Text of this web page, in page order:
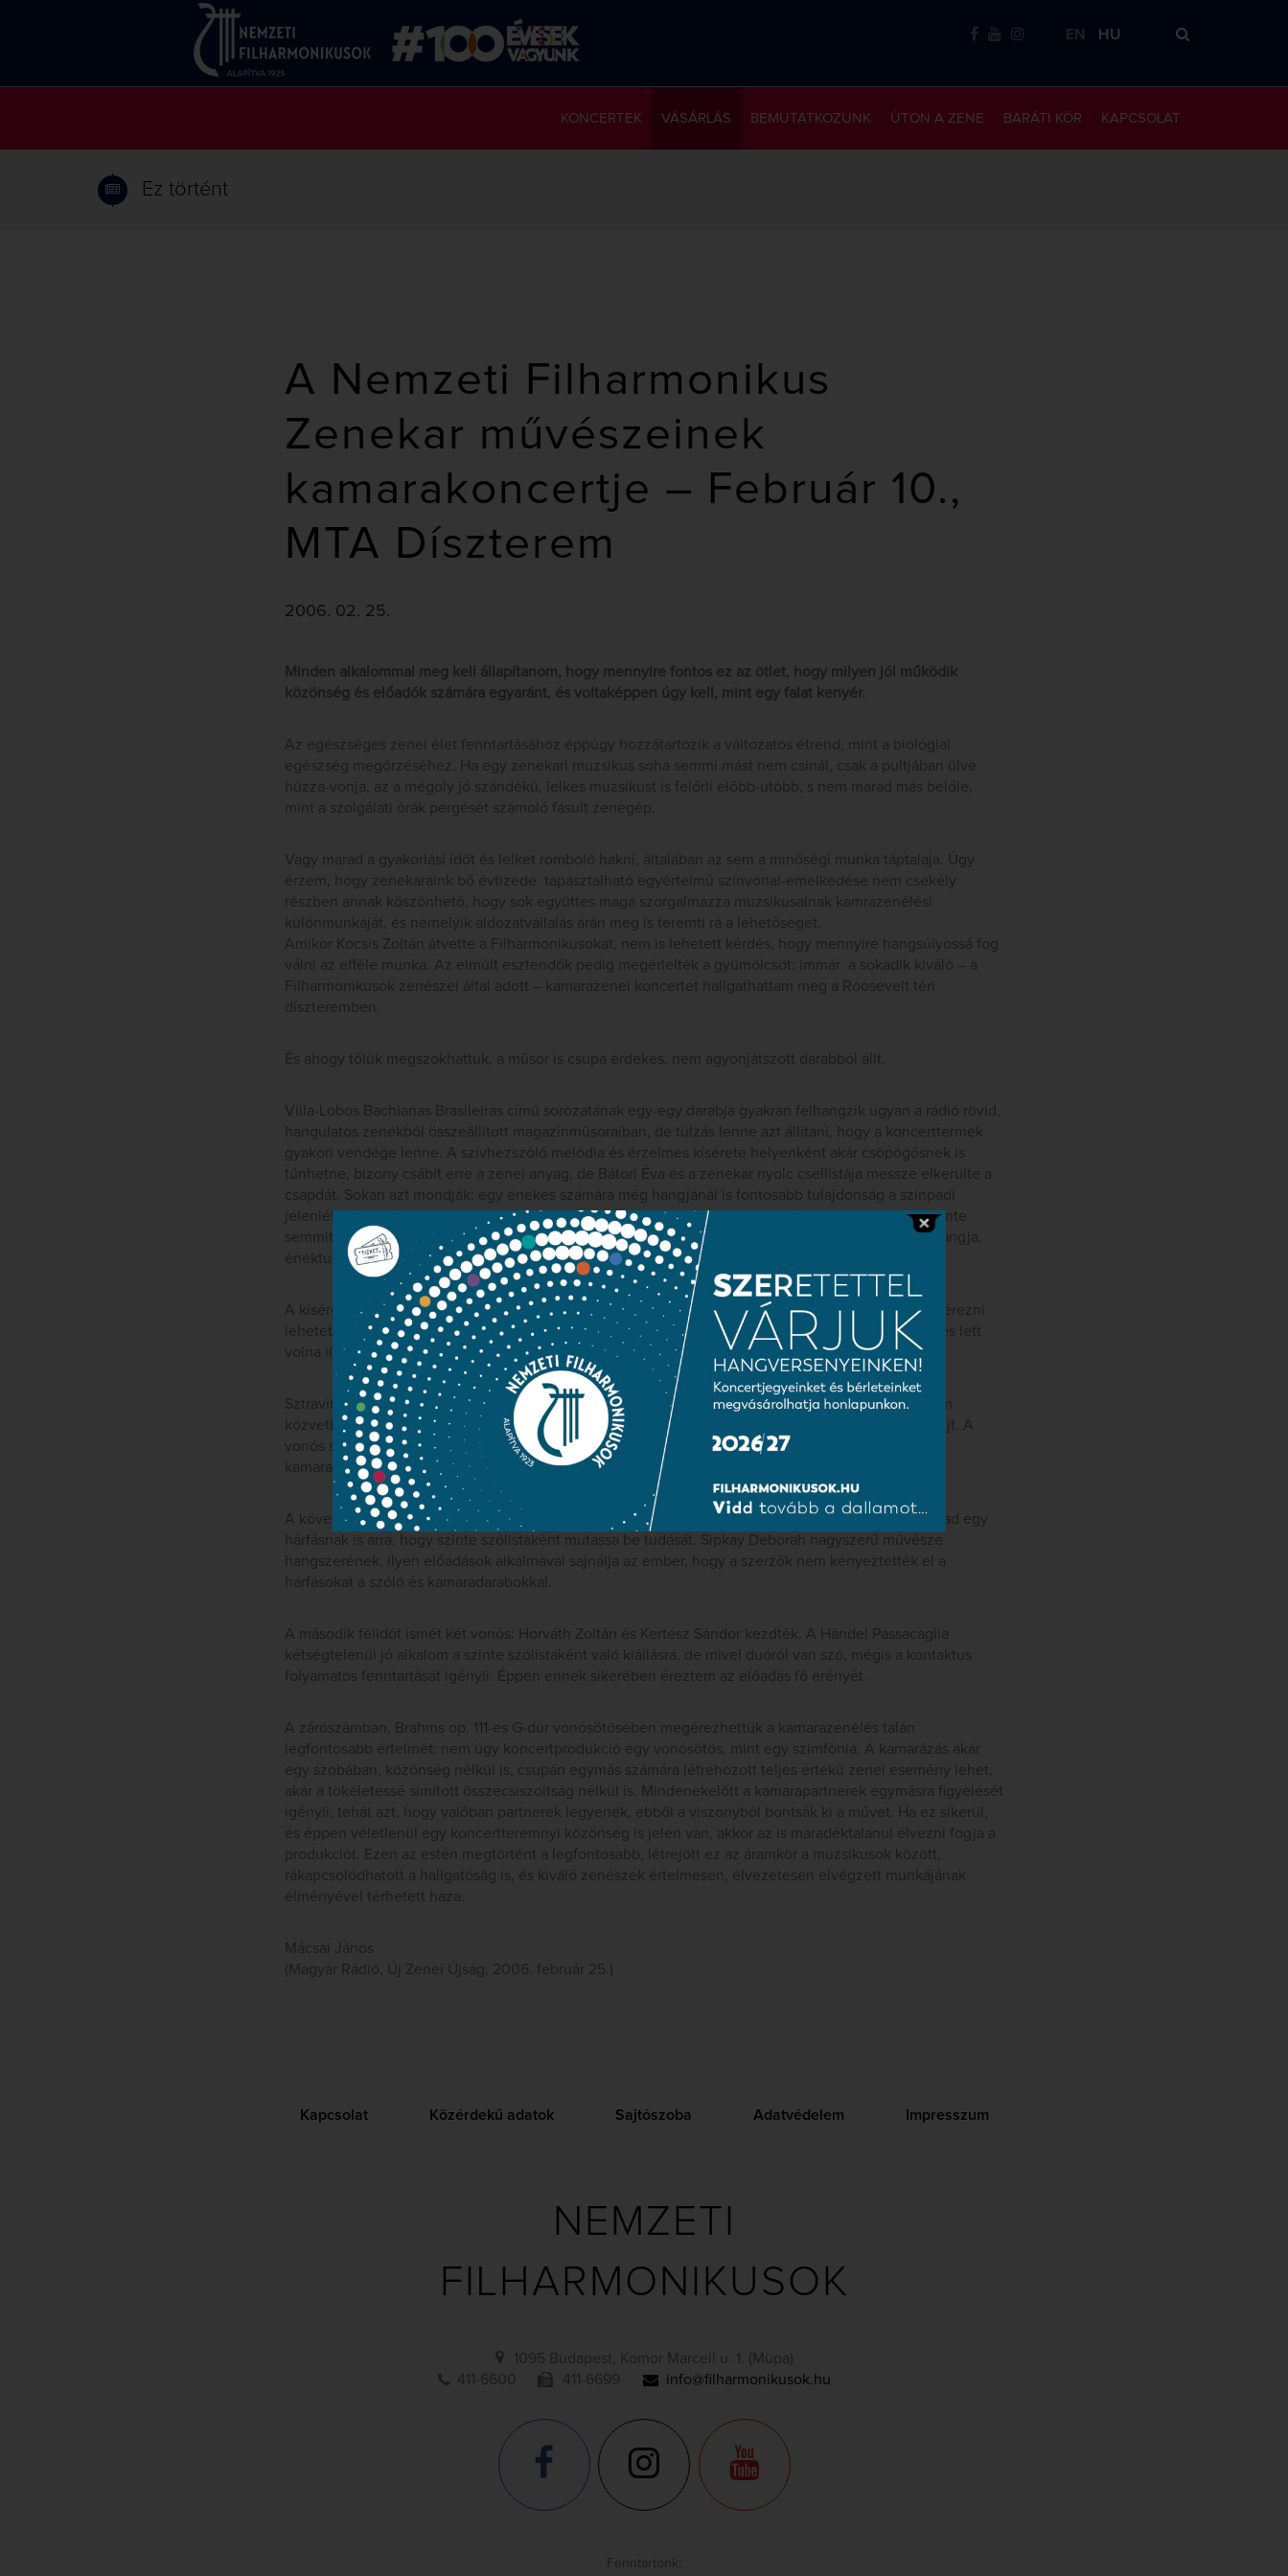
EN HU
KAPCSOLAT
BARÁTI KÖR
ÚTON A ZENE
KONCERTEK VÁSÁRLÁS BEMUTATKOZUNK
Ez történt
A Nemzeti Filharmonikus
Zenekar művészeinek
kamarakoncertje – Február 10.,
MTA Díszterem
2006. 02. 25.
Minden alkalommal meg kell állapítanom, hogy mennyire fontos ez az ötlet, hogy milyen jól működik
közönség és előadók számára egyaránt, és voltaképpen úgy kell, mint egy falat kenyér.
Az egészséges zenei élet fenntartásához éppúgy hozzátartozik a változatos étrend, mint a biológiai
egészség megőrzéséhez. Ha egy zenekari muzsikus soha semmi mást nem csinál, csak a pultjában ülve
húzza-vonja, az a mégoly jó szándékú, lelkes muzsikust is felőrli előbb-utóbb, s nem marad más belőle,
mint a szolgálati órák pergését számoló fásult zenegép.
Vagy marad a gyakorlási időt és lelket romboló hakni, általában az sem a minőségi munka táptalaja. Úgy
érzem, hogy zenekaraink bő évtizede tapasztalható egyértelmű színvonal-emelkedése nem csekély
részben annak köszönhető, hogy sok együttes maga szorgalmazza muzsikusainak kamrazenélési
különmunkáját, és némelyik áldozatvállalás árán meg is teremti rá a lehetőséget.
Amikor Kocsis Zoltán átvette a Filharmonikusokat, nem is lehetett kérdés, hogy mennyire hangsúlyossá fog
válni az efféle munka. Az elmúlt esztendők pedig megérlelték a gyümölcsöt: immár a sokadik kiváló – a
Filharmonikusok zenészei által adott – kamarazenei koncertet hallgathattam meg a Roosevelt téri
díszteremben.
És ahogy tőlük megszokhattuk, a műsor is csupa érdekes, nem agyonjátszott darabból állt.
Villa-Lobos Bachianas Brasileiras című sorozatának egy-egy darabja gyakran felhangzik ugyan a rádió rövid,
hangulatos zenékből összeállított magazinműsoraiban, de túlzás lenne azt állítani, hogy a koncerttermek
gyakori vendége lenne. A szívhezszóló melódia és érzelmes kísérete helyenként akár csöpögősnek is
tűnhetne, bizony csábít erre a zenei anyag, de Bátori Éva és a zenekar nyolc csellistája messze elkerülte a
csapdát. Sokan azt mondják: egy énekes számára még hangjánál is fontosabb tulajdonság a színpadi
jelenlét képessége, a megmagyarázhatatlan sugárzás, amely miatt akkor is rá kell figyelnünk, ha szinte
semmit sem csinál. Bátori Éva azok közé tartozik, akikben erőteljesen megvan ez az adottság, és hangja,
énektudása is a legelsők közé sorolja.
A kíséretet ellátó nyolc csellista együttjátéka olyan magas színvonalon zajlott, hogy egyértelműen érezni
lehetett: ez a szólam közösséggé érett. Bizony nem hiszem, hogy egy évtizeddel ezelőtt lehetséges lett
volna ilyesmi, ha az akkori ÁHZ csellószólama összeül egy kicsit kamarázni.
Sztravinszkij Három Shakespeare-dala egészen más igényű zene. Ez a kései Stravinszkij-remek nem
közvetlenül támad az érzelmeket kiváltó agyterületekre, hanem jóval intellektuálisabb élményt nyújt. A
vonós szólam mellé Szabó Anita fuvola- illetve Tönköly József klarinétkísérete társult, s ez a kis
kamaraegyüttes tökéletes összeolvadással támasztotta alá Bátori Éva előadását.
A következő, jóval ismertebb mű Ravel Bevezetés és allegro című darabja volt, amely lehetőséget ad egy
hárfásnak is arra, hogy szinte szólistaként mutassa be tudását. Sipkay Deborah nagyszerű művésze
hangszerének, ilyen előadások alkalmával sajnálja az ember, hogy a szerzők nem kényeztették el a
hárfásokat a szóló és kamaradarabokkal.
A második félidőt ismét két vonós: Horváth Zoltán és Kertész Sándor kezdték. A Händel Passacaglia
kétségtelenül jó alkalom a szinte szólistaként való kiállásra, de mivel duóról van szó, mégis a kontaktus
folyamatos fenntartását igényli. Éppen ennek sikerében éreztem az előadás fő erényét.
A zárószámban, Brahms op. 111-es G-dúr vonósötösében megérezhettük a kamarazenélés talán
legfontosabb értelmét: nem úgy koncertprodukció egy vonósötös, mint egy szimfónia. A kamarázás akár
egy szobában, közönség nélkül is, csupán egymás számára létrehozott teljes értékű zenei esemény lehet,
akár a tökéletessé simított összecsiszoltság nélkül is. Mindenekelőtt a kamarapartnerek egymásra figyelését
igényli, tehát azt, hogy valóban partnerek legyenek, ebből a viszonyból bontsák ki a művet. Ha ez sikerül,
és éppen véletlenül egy koncertteremnyi közönség is jelen van, akkor az is maradéktalanul élvezni fogja a
produkciót. Ezen az estén megtörtént a legfontosabb, létrejött ez az áramkör a muzsikusok között,
rákapcsolódhatott a hallgatóság is, és kiváló zenészek értelmesen, élvezetesen elvégzett munkájának
élményével térhetett haza.
Mácsai János
(Magyar Rádió, Új Zenei Újság, 2006. február 25.)
Kapcsolat Közérdekű adatok Sajtószoba Adatvédelem Impresszum
NEMZETI
FILHARMONIKUSOK
1095 Budapest, Komor Marcell u. 1. (Müpa)
411-6600
411-6699 info@filharmonikusok.hu
Fenntartónk: